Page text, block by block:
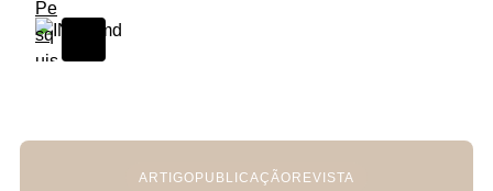
Skip to content
ARTIGO PUBLICAÇÃO REVISTA